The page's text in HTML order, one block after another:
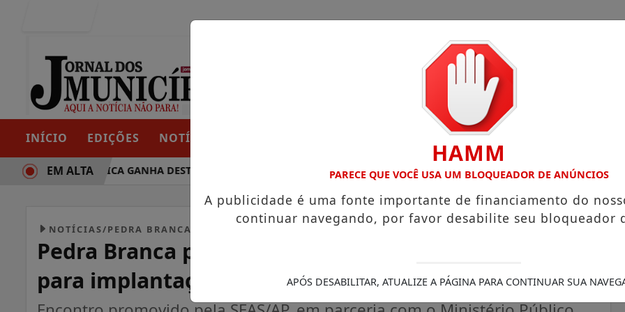
INÍCIO EDIÇÕES NOTÍCIAS
POLÍTICA GANHA DESTAQUE EM PORTO GRANDE COM ATUAÇÃO VOLTADA AO MUNICÍPIO RECEITA FEDERAL
EM ALTA
NOTÍCIAS/PEDRA BRANCA DO AMAPARI
Pedra Branca participa de assessoramento técnico
para implantação do Família Acolhedora
HAMM
PARECE QUE VOCÊ USA UM BLOQUEADOR DE ANÚNCIOS
A publicidade é uma fonte importante de financiamento do
continuar navegando, por favor desabilite seu bloqueador
APÓS DESABILITAR, ATUALIZE A PÁGINA PARA CONTINUAR SUA